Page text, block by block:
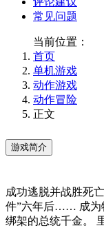
常见问题
当前位置：
首页
单机游戏
动作游戏
动作冒险
正文
游戏简介
成功逃脱并战胜死
件”六年后…… 成为
绑架的总统千金。